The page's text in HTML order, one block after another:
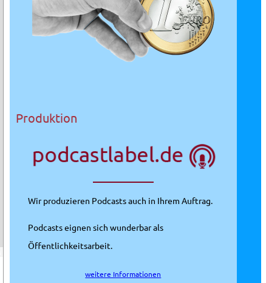
Produktion
Wir produzieren Podcasts auch in Ihrem Auftrag.
Podcasts eignen sich wunderbar als
Öffentlichkeitsarbeit.
weitere Informationen